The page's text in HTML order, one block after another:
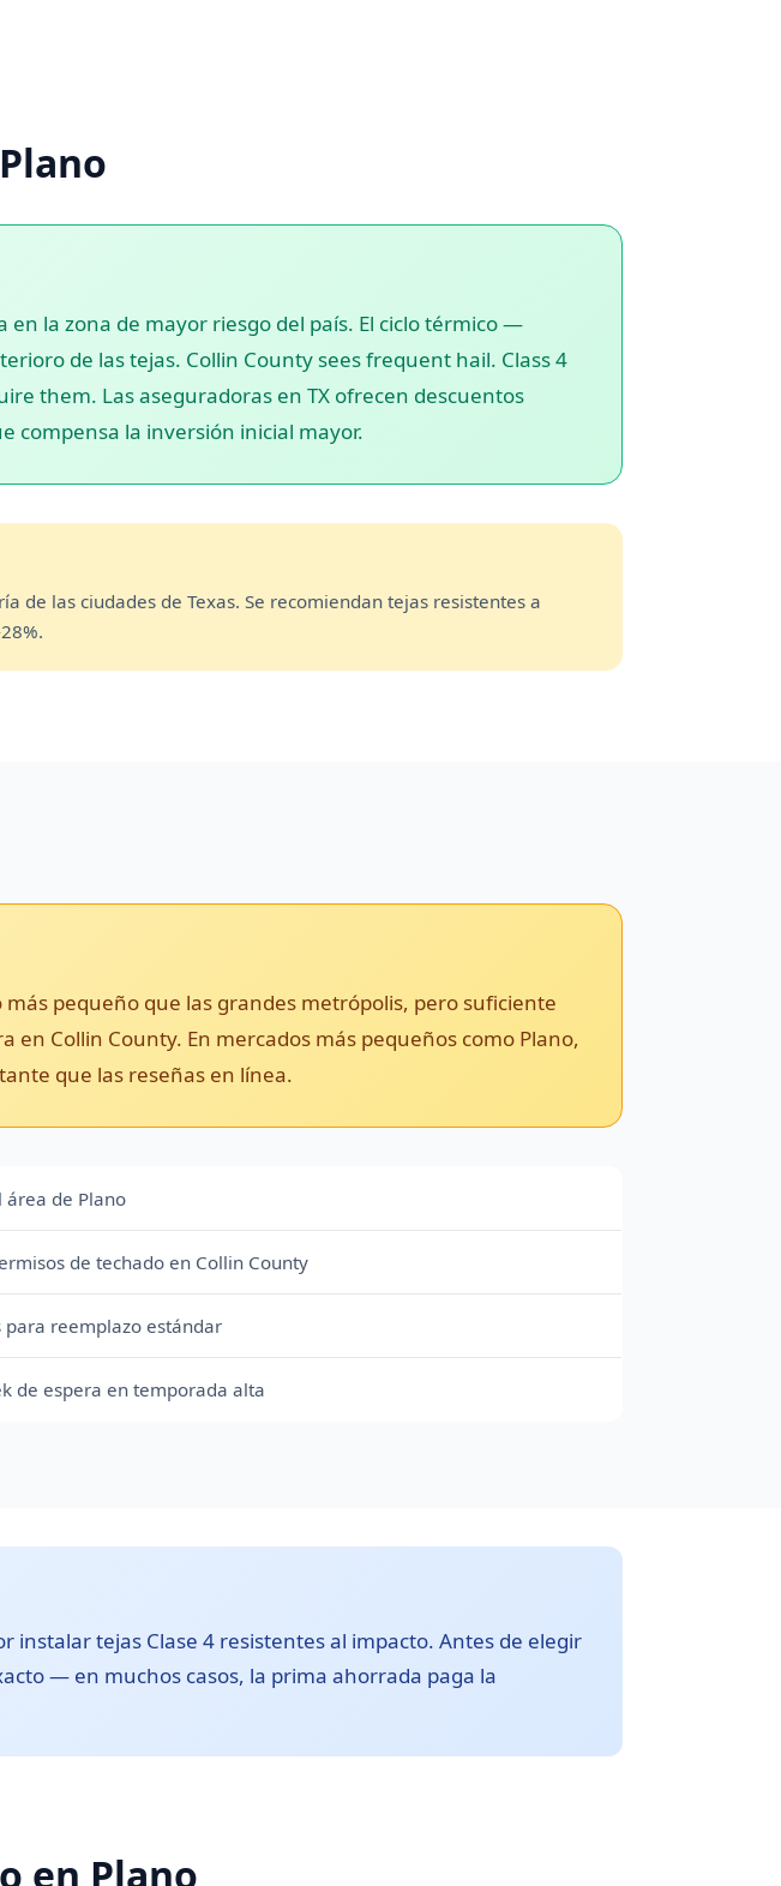
la zona de mayor riesgo del país. El ciclo térmico —
de las tejas. Collin County sees frequent hail. Class 4
them. Las aseguradoras en TX ofrecen descuentos
compensa la inversión inicial mayor.
las ciudades de Texas. Se recomiendan tejas resistentes a
pequeño que las grandes metrópolis, pero suficiente
Collin County. En mercados más pequeños como Plano,
que las reseñas en línea.
área de Plano
de techado en Collin County
para reemplazo estándar
de espera en temporada alta
instalar tejas Clase 4 resistentes al impacto. Antes de elegir
— en muchos casos, la prima ahorrada paga la
en Plano